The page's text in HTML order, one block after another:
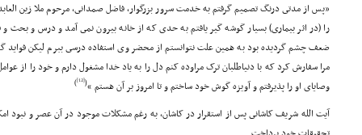
«پس از مدتى درنگ تصمیم گرفتم به خدمت سرور بزرگوار، فاضل صمدانى، مرحوم ملا زین
را (در اثر بیمارى) بسیار گوشه گیر یافتم به حدى که از خانه بیرون نمى آمد و درس و بحث و
ضعف چشم گردیده بود به همین علت نتوانستم از محضر وى استفاده درسى ببرم لیکن
مرا سفارش کرد که با دنیاطلبان ترک مراوده کنم دل را به یاد خدا مشغول دارم و خود را از
وصایاى او را پذیرفتم و آویزه گوش خود ساختم و تا امروز بر آن هستم »(
[12]
)
آیت الله شریف کاشانى پس از استقرار در کاشان، به رغم مشکلات موجود در آن عصر و نبود